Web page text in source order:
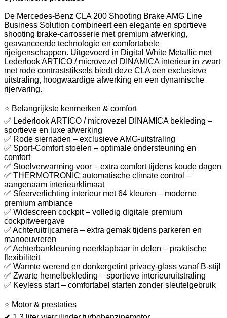
De Mercedes-Benz CLA 200 Shooting Brake AMG Line
Business Solution combineert een elegante en sportieve
shooting brake-carrosserie met premium afwerking,
geavanceerde technologie en comfortabele
rijeigenschappen. Uitgevoerd in Digital White Metallic met
Lederlook ARTICO / microvezel DINAMICA interieur in zwart
met rode contraststiksels biedt deze CLA een exclusieve
uitstraling, hoogwaardige afwerking en een dynamische
rijervaring.
⭐ Belangrijkste kenmerken & comfort
✅ Lederlook ARTICO / microvezel DINAMICA bekleding –
sportieve en luxe afwerking
✅ Rode siernaden – exclusieve AMG-uitstraling
✅ Sport-Comfort stoelen – optimale ondersteuning en
comfort
✅ Stoelverwarming voor – extra comfort tijdens koude dagen
✅ THERMOTRONIC automatische climate control –
aangenaam interieurklimaat
✅ Sfeerverlichting interieur met 64 kleuren – moderne
premium ambiance
✅ Widescreen cockpit – volledig digitale premium
cockpitweergave
✅ Achteruitrijcamera – extra gemak tijdens parkeren en
manoeuvreren
✅ Achterbankleuning neerklapbaar in delen – praktische
flexibiliteit
✅ Warmte werend en donkergetint privacy-glass vanaf B-stijl
✅ Zwarte hemelbekleding – sportieve interieuruitstraling
✅ Keyless start – comfortabel starten zonder sleutelgebruik
⭐ Motor & prestaties